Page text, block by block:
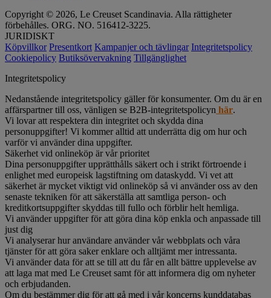
Copyright © 2026, Le Creuset Scandinavia. Alla rättigheter
förbehålles. ORG. NO. 516412-3225.
JURIDISKT
Köpvillkor Presentkort Kampanjer och tävlingar Integritetspolicy
Cookiepolicy Butiksövervakning Tillgänglighet
Integritetspolicy
Nedanstående integritetspolicy gäller för konsumenter. Om du är en
affärspartner till oss, vänligen se B2B-integritetspolicyn här.
Vi lovar att respektera din integritet och skydda dina
personuppgifter! Vi kommer alltid att underrätta dig om hur och
varför vi använder dina uppgifter.
Säkerhet vid onlineköp är vår prioritet
Dina personuppgifter upprätthålls säkert och i strikt förtroende i
enlighet med europeisk lagstiftning om dataskydd. Vi vet att
säkerhet är mycket viktigt vid onlineköp så vi använder oss av den
senaste tekniken för att säkerställa att samtliga person- och
kreditkortsuppgifter skyddas till fullo och förblir helt hemliga.
Vi använder uppgifter för att göra dina köp enkla och anpassade till
just dig
Vi analyserar hur användare använder vår webbplats och våra
tjänster för att göra saker enklare och alltjämt mer intressanta.
Vi använder data för att se till att du får en allt bättre upplevelse av
att laga mat med Le Creuset samt för att informera dig om nyheter
och erbjudanden.
Om du bestämmer dig för att gå med i vår koncerns kunddatabas